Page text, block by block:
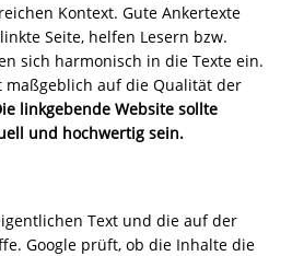
Kontext. Gute Ankertexte
Seite, helfen Lesern bzw.
sich harmonisch in die Texte ein.
maßgeblich auf die Qualität der
linkgebende Website sollte
und hochwertig sein.
Text und die auf der
Google prüft, ob die Inhalte die